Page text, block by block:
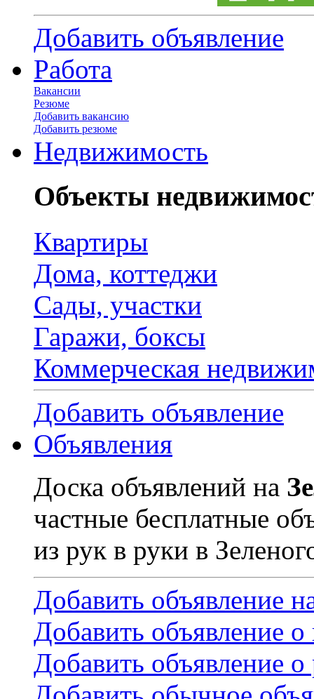
Добавить объявление
Работа
Вакансии
Резюме
Добавить вакансию
Добавить резюме
Недвижимость
Объекты
Квартиры
Дома, коттеджи
Сады, участки
Гаражи, боксы
Коммерческая
Добавить объявление
Объявления
Доска объявлений на
частные бесплатные
из рук в руки в
Добавить объявление
Добавить объявление
Добавить объявление о